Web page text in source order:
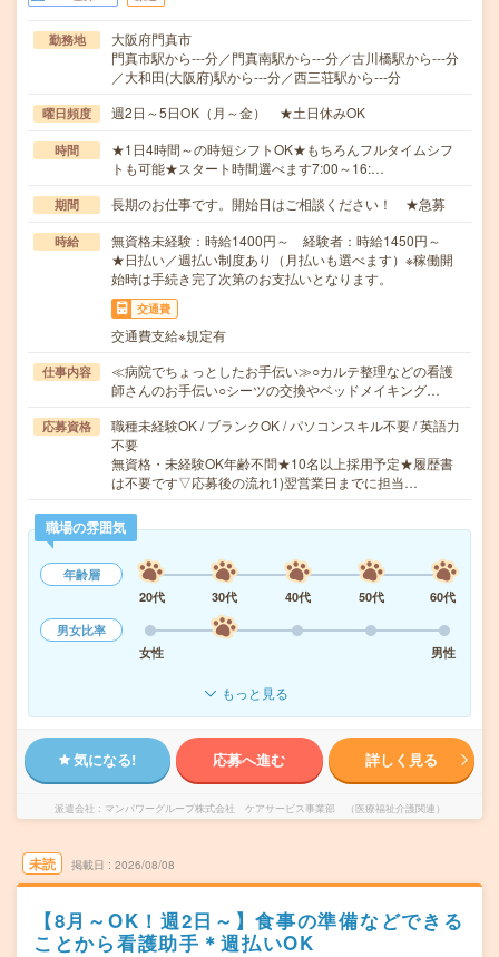
勤務地
大阪府門真市
門真市駅から---分／門真南駅から---分／古川橋駅から---分
／大和田(大阪府)駅から---分／西三荘駅から---分
曜日頻度 週2日～5日OK（月～金） ★土日休みOK
時間
★1日4時間～の時短シフトOK★もちろんフルタイムシフ
トも可能★スタート時間選べます7:00～16:…
期間 長期のお仕事です。開始日はご相談ください！ ★急募
時給
無資格未経験：時給1400円～ 経験者：時給1450円～
★日払い／週払い制度あり（月払いも選べます）※稼働開
始時は手続き完了次第のお支払いとなります。
交通費
交通費支給※規定有
仕事内容
≪病院でちょっとしたお手伝い≫○カルテ整理などの看護
師さんのお手伝い○シーツの交換やベッドメイキング…
応募資格
職種未経験OK / ブランクOK / パソコンスキル不要 / 英語力
不要
無資格・未経験OK年齢不問★10名以上採用予定★履歴書
は不要です▽応募後の流れ1)翌営業日までに担当…
職場の雰囲気
年齢層
20代
30代 40代 50代
60代
男女比率
女性
男性
もっと見る
気になる! 応募へ進む 詳しく見る
派遣会社 マンパワーグループ株式会社 ケアサービス事業部 （医療福祉介護関連）
未読 掲載日 2026/08/08
【8月～OK！週2日～】食事の準備などできる
ことから看護助手＊週払いOK